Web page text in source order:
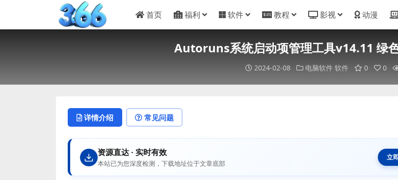
首页 福利 软件 教程 影视 动漫
Autoruns系统启动项管理工具v14.11 绿
2024-02-08 电脑软件 软件 0 0
详情介绍 常见问题
资源直达 · 实时有效
本站已为您深度检测，下载地址位于文章底部
立